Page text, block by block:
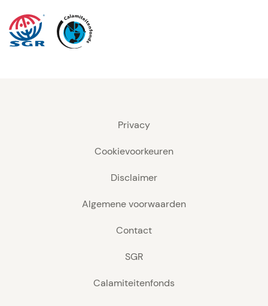
Privacy
Cookievoorkeuren
Disclaimer
Algemene voorwaarden
Contact
SGR
Calamiteitenfonds